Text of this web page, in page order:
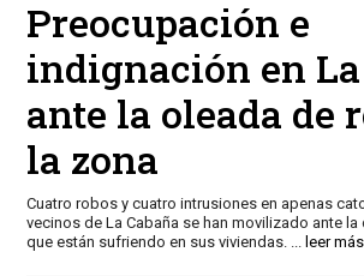
Preocupación e
indignación en La
ante la oleada de
la zona
Cuatro robos y cuatro intrusiones en apenas
vecinos de La Cabaña se han movilizado ante
que están sufriendo en sus viviendas.
leer